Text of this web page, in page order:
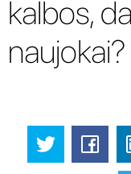
kalbos,
naujokai?